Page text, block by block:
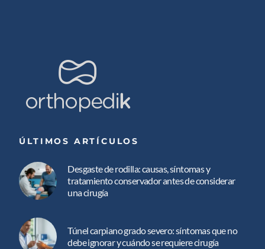
ÚLTIMOS ARTÍCULOS
Desgaste de rodilla: causas, síntomas y
tratamiento conservador antes de considerar
una cirugía
Túnel carpiano grado severo: síntomas que no
debe ignorar y cuándo se requiere cirugía